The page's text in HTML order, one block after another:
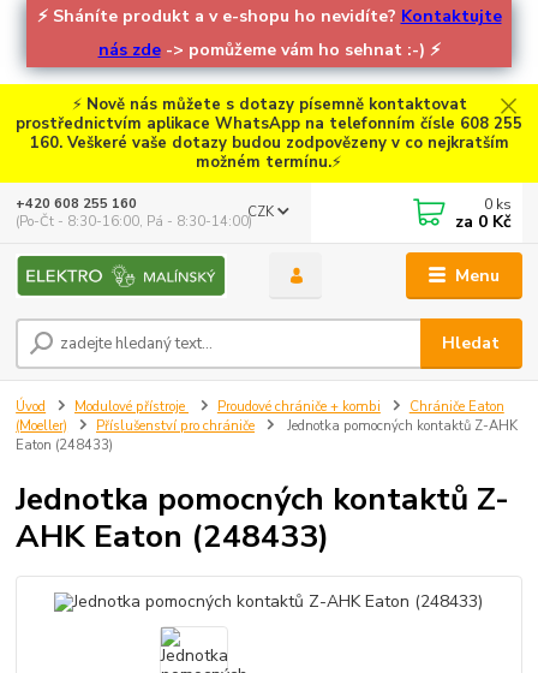
⚡ Sháníte produkt a v e-shopu ho nevidíte? Kontaktujte
nás zde-> pomůžeme vám ho sehnat :-) ⚡
⚡ Nově nás můžete s dotazy písemně kontaktovat
prostřednictvím aplikace WhatsApp na telefonním čísle 608 255
160. Veškeré vaše dotazy budou zodpovězeny v co nejkratším
možném termínu.⚡
Menu
CZK
Hledat
+420 608 255 160
(Po-Čt - 8:30-16:00, Pá - 8:30-14:00)
0 ks
za 0 Kč
Úvod Modulové přístroje Proudové chrániče + kombi
Chrániče Eaton
(Moeller)
Příslušenství pro chrániče
Jednotka pomocných kontaktů Z-AHK
Eaton (248433)
Jednotka pomocných kontaktů Z-
AHK Eaton (248433)